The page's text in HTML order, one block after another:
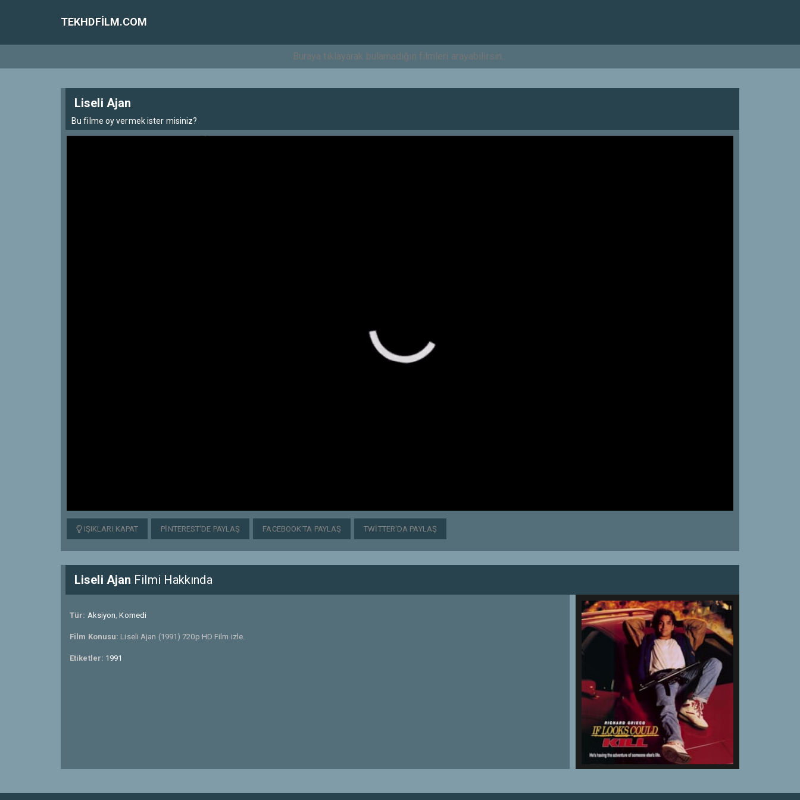
TEKHDFILM.COM
Liseli Ajan
Bu filme oy vermek ister misiniz?
IŞIKLARI KAPAT PINTEREST'DE PAYLAŞ FACEBOOK'TA PAYLAŞ TWITTER'DA PAYLAŞ
Liseli Ajan Filmi Hakkında
Tür: Aksiyon,Komedi
Film Konusu: Liseli Ajan (1991) 720p HD Film izle.
Etiketler: 1991